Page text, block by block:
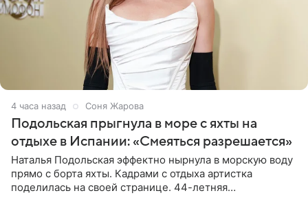
4 часа назад Соня Жарова
Подольская прыгнула в море с яхты на
отдыхе в Испании: «Смеяться разрешается»
Наталья Подольская эффектно нырнула в морскую воду
прямо с борта яхты. Кадрами с отдыха артистка
поделилась на своей странице. 44-летняя